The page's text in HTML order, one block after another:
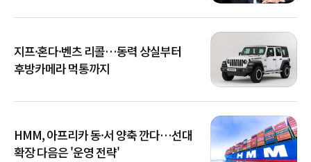
지프·혼다·벤츠 리콜…동력 상실부터
후방카메라 먹통까지
HMM, 아프리카 동·서 양축 깐다…선대
확장 다음은 '운영 전략'